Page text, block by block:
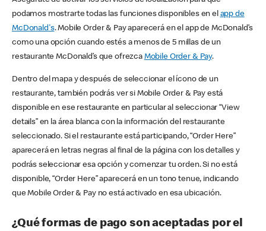
podamos mostrarte todas las funciones disponibles en el app de
McDonald's. Mobile Order & Pay aparecerá en el app de McDonald’s
como una opción cuando estés a menos de 5 millas de un
restaurante McDonald’s que ofrezca Mobile Order & Pay.
Dentro del mapa y después de seleccionar el ícono de un
restaurante, también podrás ver si Mobile Order & Pay está
disponible en ese restaurante en particular al seleccionar “View
details” en la área blanca con la información del restaurante
seleccionado. Si el restaurante está participando, “Order Here”
aparecerá en letras negras al final de la página con los detalles y
podrás seleccionar esa opción y comenzar tu orden. Si no está
disponible, “Order Here” aparecerá en un tono tenue, indicando
que Mobile Order & Pay no está activado en esa ubicación.
¿Qué formas de pago son aceptadas por el